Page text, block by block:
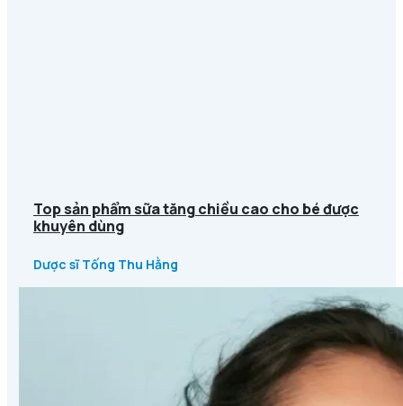
Top sản phẩm sữa tăng chiều cao cho bé được
khuyên dùng
Dược sĩ Tống Thu Hằng